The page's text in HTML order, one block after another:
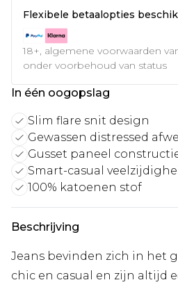
Flexibele betaalopties
18+, algemene voorwaarden
onder voorbehoud van status
In één oogopslag
Slim flare snit design
Gewassen distressed
Gusset paneel
Smart-casual
100% katoenen stof
Beschrijving
Jeans bevinden zich in het
chic en casual en zijn altijd